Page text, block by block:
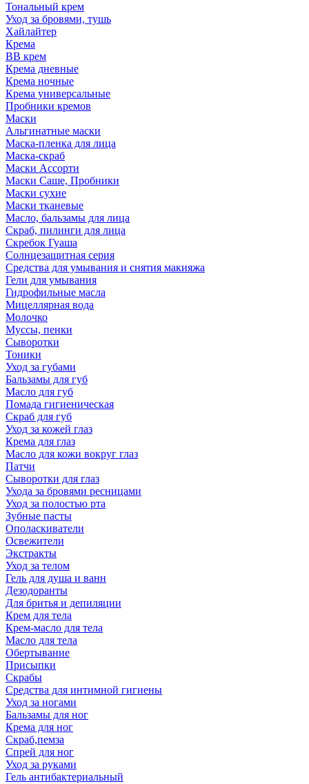
Тональный крем
Уход за бровями, тушь
Хайлайтер
Крема
ВВ крем
Крема дневные
Крема ночные
Крема универсальные
Пробники кремов
Маски
Альгинатные маски
Маска-пленка для лица
Маска-скраб
Маски Ассорти
Маски Саше, Пробники
Маски сухие
Маски тканевые
Масло, бальзамы для лица
Скраб, пилинги для лица
Скребок Гуаша
Солнцезащитная серия
Средства для умывания и снятия макияжа
Гели для умывания
Гидрофильные масла
Мицеллярная вода
Молочко
Муссы, пенки
Сыворотки
Тоники
Уход за губами
Бальзамы для губ
Масло для губ
Помада гигиеническая
Скраб для губ
Уход за кожей глаз
Крема для глаз
Масло для кожи вокруг глаз
Патчи
Сыворотки для глаз
Ухода за бровями ресницами
Уход за полостью рта
Зубные пасты
Ополаскиватели
Освежители
Экстракты
Уход за телом
Гель для душа и ванн
Дезодоранты
Для бритья и депиляции
Крем для тела
Крем-масло для тела
Масло для тела
Обертывание
Присыпки
Скрабы
Средства для интимной гигиены
Уход за ногами
Бальзамы для ног
Крема для ног
Скраб,пемза
Спрей для ног
Уход за руками
Гель антибактериальный